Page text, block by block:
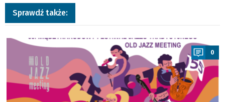
Sprawdź także:
a
0